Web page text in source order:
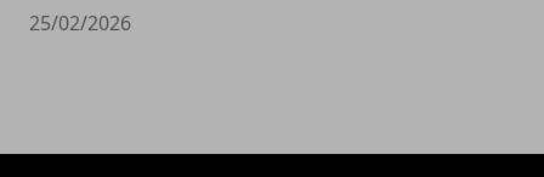
25/02/2026